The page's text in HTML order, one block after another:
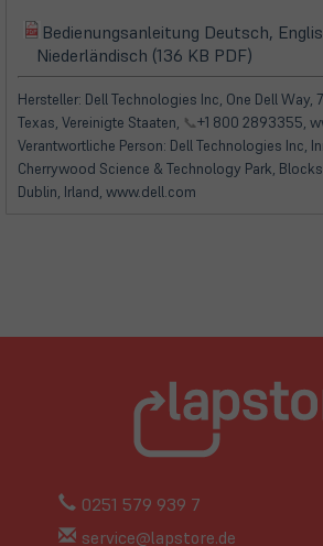
in
neuem
Tab)
(öffnet
in
neuem
Tab)
Bedienungsanleitung Deutsch,
Niederländisch (136 KB PDF)
in
neuem
Tab)
Hersteller: Dell Technologies Inc, One Dell Way,
Texas, Vereinigte Staaten, 📞+1 800 2893355,
Verantwortliche Person: Dell Technologies Inc,
Cherrywood Science & Technology Park, Blocks
Dublin, Irland, www.dell.com
0251 579 939 7
service@lapstore.de